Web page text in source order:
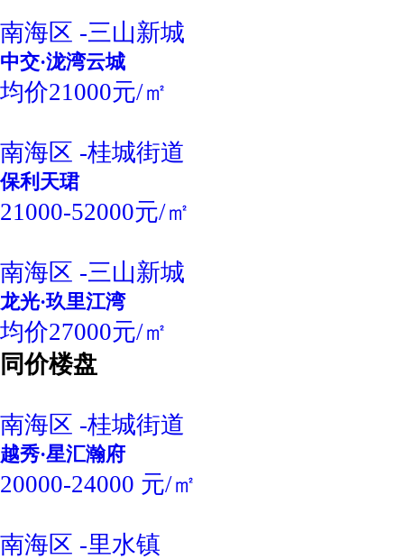
南海区 -三山新城
中交·泷湾云城
均价21000元/㎡
南海区 -桂城街道
保利天珺
21000-52000元/㎡
南海区 -三山新城
龙光·玖里江湾
均价27000元/㎡
同价楼盘
南海区 -桂城街道
越秀·星汇瀚府
20000-24000 元/㎡
南海区 -里水镇